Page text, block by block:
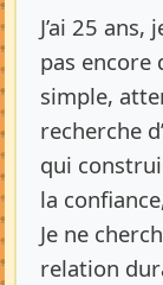
J’ai 25 ans,
pas encore
simple,
recherche
qui
la
Je ne
relation